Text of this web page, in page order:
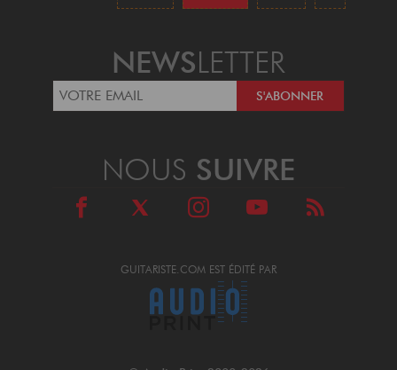
NEWSLETTER
GUITARISTE.COM EST ÉDITÉ PAR
NOUS SUIVRE